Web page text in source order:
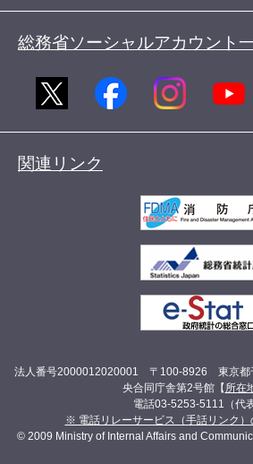
総務省ソーシャルアカウント
関連リンク
法人番号2000012020001 〒100-8926 東京都
央合同庁舎第2号館【 所在
電話03-5253-5111（代表
※ 電話リレーサービス（手話リンク）
© 2009 Ministry of Internal Affairs and